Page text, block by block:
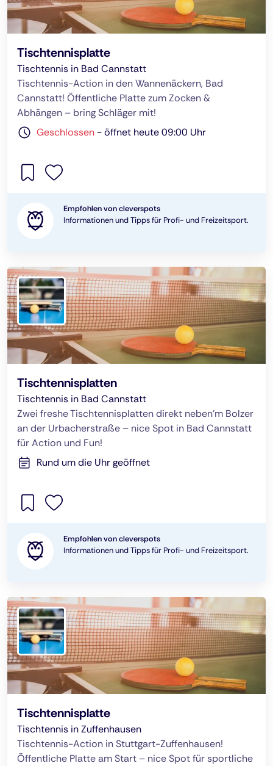
Tischtennisplatte
Tischtennis in Bad Cannstatt
Tischtennis-Action in den Wannenäckern, Bad
Cannstatt! Öffentliche Platte zum Zocken &
Abhängen – bring Schläger mit!
Geschlossen -öffnet heute 09:00 Uhr
Empfohlen von cleverspots
Informationen und Tipps für Profi- und Freizeitsport.
Tischtennisplatten
Tischtennis in Bad Cannstatt
Zwei freshe Tischtennisplatten direkt neben’m Bolzer
an der Urbacherstraße – nice Spot in Bad Cannstatt
für Action und Fun!
Rund um die Uhr geöffnet
Empfohlen von cleverspots
Informationen und Tipps für Profi- und Freizeitsport.
Tischtennisplatte
Tischtennis in Zuffenhausen
Tischtennis-Action in Stuttgart-Zuffenhausen!
Öffentliche Platte am Start – nice Spot für sportliche